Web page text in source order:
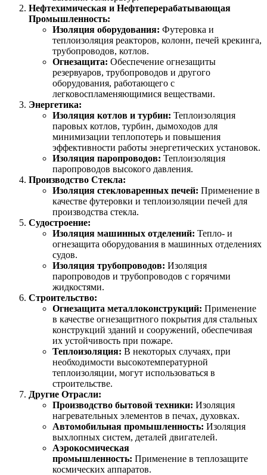
Нефтехимическая и Нефтеперерабатывающая
Промышленность:
Изоляция оборудования: Футеровка и
теплоизоляция реакторов, колонн, печей крекинга,
трубопроводов, котлов.
Огнезащита: Обеспечение огнезащиты
резервуаров, трубопроводов и другого
оборудования, работающего с
легковоспламеняющимися веществами.
Энергетика:
Изоляция котлов и турбин: Теплоизоляция
паровых котлов, турбин, дымоходов для
минимизации теплопотерь и повышения
эффективности работы энергетических установок.
Изоляция паропроводов: Теплоизоляция
паропроводов высокого давления.
Производство Стекла:
Изоляция стекловаренных печей: Применение в
качестве футеровки и теплоизоляции печей для
производства стекла.
Судостроение:
Изоляция машинных отделений: Тепло- и
огнезащита оборудования в машинных отделениях
судов.
Изоляция трубопроводов: Изоляция
паропроводов и трубопроводов с горячими
жидкостями.
Строительство:
Огнезащита металлоконструкций: Применение
в качестве огнезащитного покрытия для стальных
конструкций зданий и сооружений, обеспечивая
их устойчивость при пожаре.
Теплоизоляция: В некоторых случаях, при
необходимости высокотемпературной
теплоизоляции, могут использоваться в
строительстве.
Другие Отрасли:
Производство бытовой техники: Изоляция
нагревательных элементов в печах, духовках.
Автомобильная промышленность: Изоляция
выхлопных систем, деталей двигателей.
Аэрокосмическая
промышленность: Применение в теплозащите
космических аппаратов.